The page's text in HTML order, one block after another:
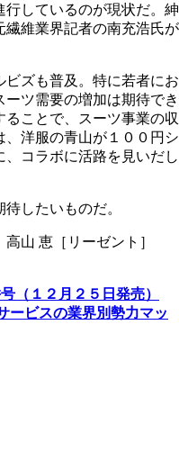
しているのが現状だ。紳
維業界記者の南充浩氏が
ビズも普及。特に若者にお
ツ需要の増加は期待でき
ことで、スーツ事業の収
洋服の青山が１００円シ
コラボに活路を見いだし
したいものだ。
高山 恵［リーゼント］
（１２月２５日発売）
ービスの業界別勢力マッ